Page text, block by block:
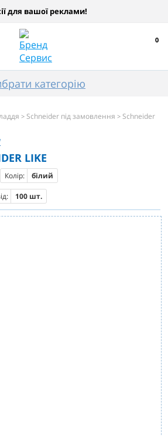
для вашої реклами!
0
категорію
>Schneider під замовлення >Schneider
LIKE
Колір: білий
100 шт.